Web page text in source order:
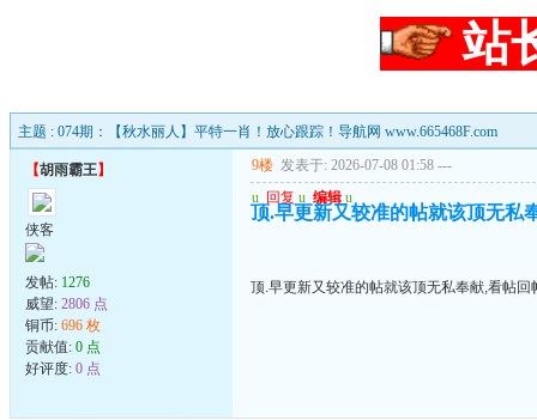
站
主题 : 074期：【秋水丽人】平特一肖！放心跟踪！导航网 www.665468F.com
【胡雨霸王】
侠客
发帖: 1276
威望: 2806 点
铜币: 696 枚
贡献值: 0 点
好评度: 0 点
9楼 发表于: 2026-07-08 01:58 ---
u 回复 u 编辑 u
顶.早更新又较准的帖就该顶无私
顶.早更新又较准的帖就该顶无私奉献,看帖回